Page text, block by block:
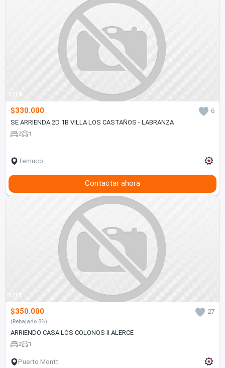
1/19
$330.000
6
SE ARRIENDA 2D 1B VILLA LOS CASTAÑOS - LABRANZA
2 1
Temuco
Contactar ahora
1/11
$350.000 27
(Rebajado 8%)
ARRIENDO CASA LOS COLONOS II ALERCE
2 1
Puerto Montt